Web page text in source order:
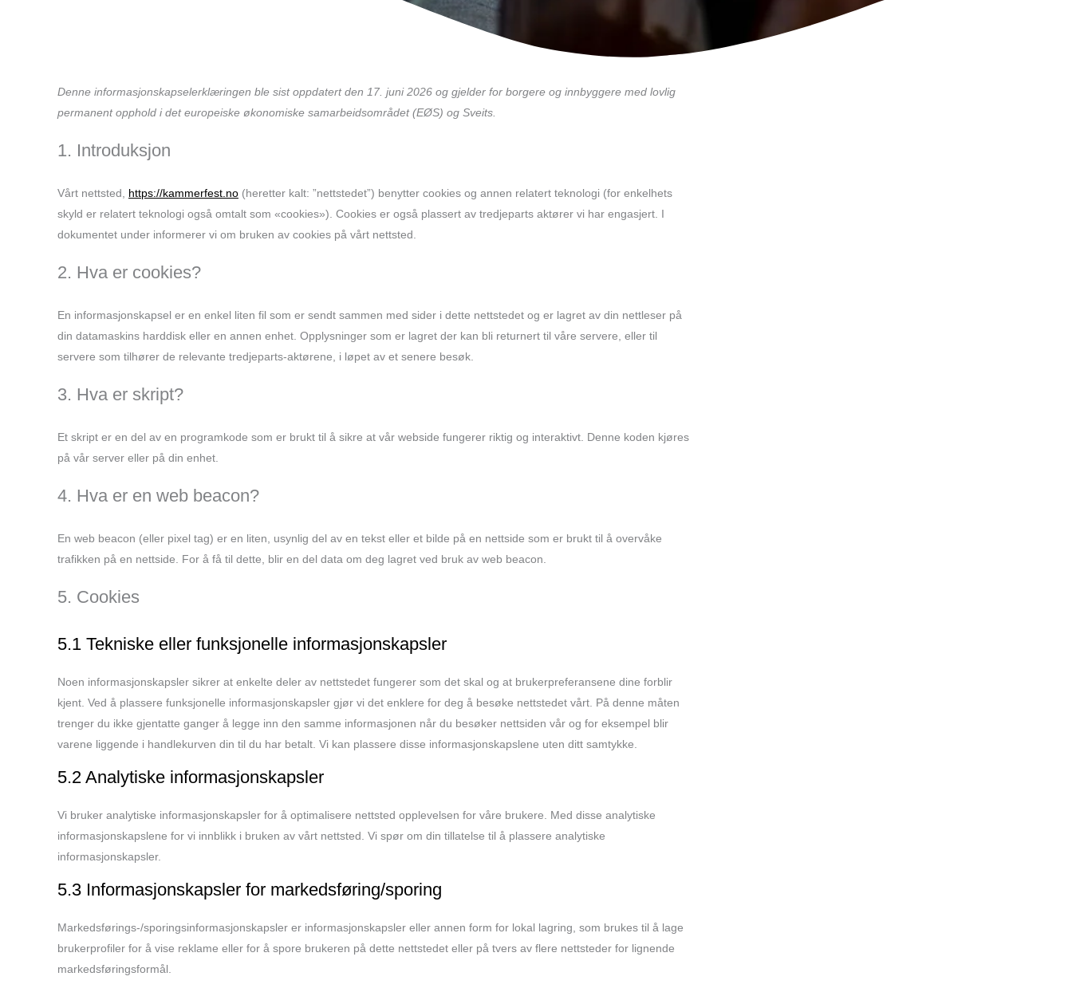
Denne informasjonskapselerklæringen ble sist oppdatert den 17. juni 2026 og gjelder for borgere og innbyggere med lovlig
permanent opphold i det europeiske økonomiske samarbeidsområdet (EØS) og Sveits.
1. Introduksjon
Vårt nettsted, https://kammerfest.no (heretter kalt: ”nettstedet”) benytter cookies og annen relatert teknologi (for enkelhets
skyld er relatert teknologi også omtalt som «cookies»). Cookies er også plassert av tredjeparts aktører vi har engasjert. I
dokumentet under informerer vi om bruken av cookies på vårt nettsted.
2. Hva er cookies?
En informasjonskapsel er en enkel liten fil som er sendt sammen med sider i dette nettstedet og er lagret av din nettleser på
din datamaskins harddisk eller en annen enhet. Opplysninger som er lagret der kan bli returnert til våre servere, eller til
servere som tilhører de relevante tredjeparts-aktørene, i løpet av et senere besøk.
3. Hva er skript?
Et skript er en del av en programkode som er brukt til å sikre at vår webside fungerer riktig og interaktivt. Denne koden kjøres
på vår server eller på din enhet.
4. Hva er en web beacon?
En web beacon (eller pixel tag) er en liten, usynlig del av en tekst eller et bilde på en nettside som er brukt til å overvåke
trafikken på en nettside. For å få til dette, blir en del data om deg lagret ved bruk av web beacon.
5. Cookies
5.1 Tekniske eller funksjonelle informasjonskapsler
Noen informasjonskapsler sikrer at enkelte deler av nettstedet fungerer som det skal og at brukerpreferansene dine forblir
kjent. Ved å plassere funksjonelle informasjonskapsler gjør vi det enklere for deg å besøke nettstedet vårt. På denne måten
trenger du ikke gjentatte ganger å legge inn den samme informasjonen når du besøker nettsiden vår og for eksempel blir
varene liggende i handlekurven din til du har betalt. Vi kan plassere disse informasjonskapslene uten ditt samtykke.
5.2 Analytiske informasjonskapsler
Vi bruker analytiske informasjonskapsler for å optimalisere nettsted opplevelsen for våre brukere. Med disse analytiske
informasjonskapslene for vi innblikk i bruken av vårt nettsted. Vi spør om din tillatelse til å plassere analytiske
informasjonskapsler.
5.3 Informasjonskapsler for markedsføring/sporing
Markedsførings-/sporingsinformasjonskapsler er informasjonskapsler eller annen form for lokal lagring, som brukes til å lage
brukerprofiler for å vise reklame eller for å spore brukeren på dette nettstedet eller på tvers av flere nettsteder for lignende
markedsføringsformål.
Consent
Consent
Consent
Consent
Consent
Consent
Consent